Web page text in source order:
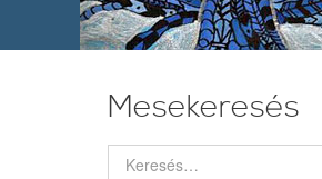
Mesekeresés